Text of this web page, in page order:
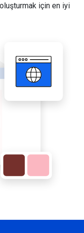
için en iyi